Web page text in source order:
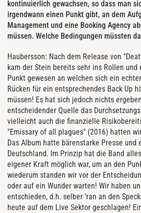
kontinuierlich gewachsen, so dass man
irgendwann einen Punkt gibt, an dem
Management und eine Booking Agency
müssen. Welche Bedingungen müssten
Haubersson: Nach dem Release von
kam der Stein bereits sehr ins Rollen und
Punkt gewesen an welchen sich ein
Rücken für ein entsprechendes Back Up
müssen! Es hat sich jedoch nichts
entscheidender Quelle das
vielleicht auch die finanzielle
"Emissary of all plagues" (2016) hatten
Das Album hatte bärenstarke Presse und
Deutschland. Im Prinzip hat die Band
eigener Kraft möglich war, um an den
wiederum standen wir vor der
oder auf ein Wunder warten! Wir haben
entschieden, d.h. selber ‘ran an den
heute auf dem Live Sektor geschlagen!